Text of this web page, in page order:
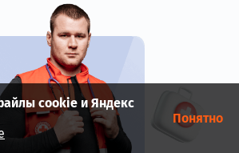
cookie и Яндекс
Понятно